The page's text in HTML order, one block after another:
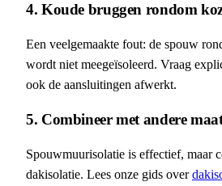
4. Koude bruggen rondom
Een veelgemaakte fout: de spouw
wordt niet meegeïsoleerd. Vraag
ook de aansluitingen afwerkt.
5. Combineer met andere
Spouwmuurisolatie is effectief, maar
dakisolatie. Lees onze gids over